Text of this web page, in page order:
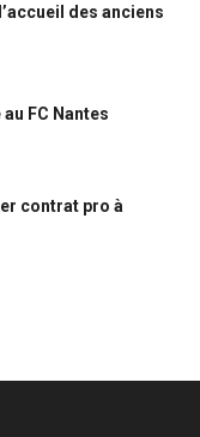
des anciens
FC Nantes
contrat pro à